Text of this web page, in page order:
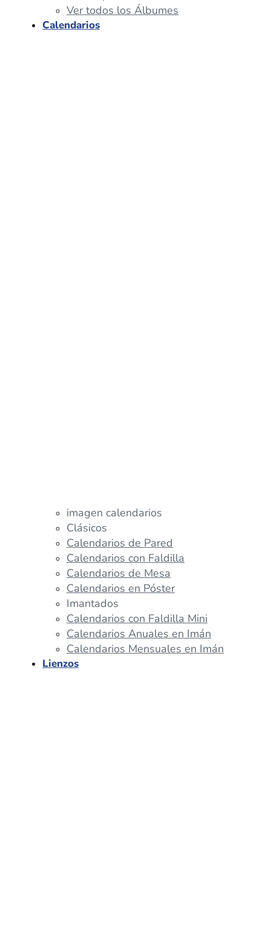
Ver todos los Álbumes
Calendarios
imagen calendarios
Clásicos
Calendarios de Pared
Calendarios con Faldilla
Calendarios de Mesa
Calendarios en Póster
Imantados
Calendarios con Faldilla Mini
Calendarios Anuales en Imán
Calendarios Mensuales en Imán
Lienzos